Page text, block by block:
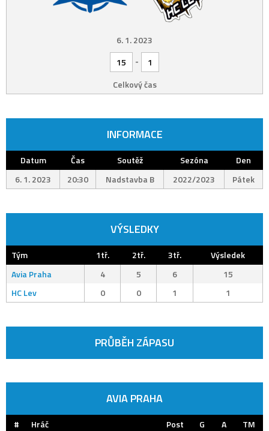
6. 1. 2023
15
-
1
Celkový čas
INFORMACE
Datum Čas Soutěž Sezóna
Den
6. 1. 2023
20:30 Nadstavba B 2022/2023 Pátek
VÝSLEDKY
Tým 1tř. 2tř. 3tř.
Výsledek
Avia Praha
4 5 6
15
HC Lev
0 0 1 1
PRŮBĚH ZÁPASU
AVIA PRAHA
# Hráč Post G A
TM